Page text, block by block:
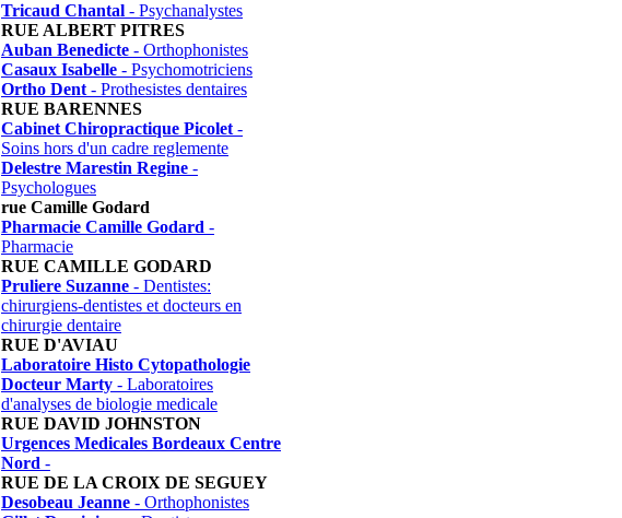
Tricaud Chantal - Psychanalystes
RUE ALBERT PITRES
Auban Benedicte - Orthophonistes
Casaux Isabelle - Psychomotriciens
Ortho Dent - Prothesistes dentaires
RUE BARENNES
Cabinet Chiropractique Picolet -
Soins hors d'un cadre reglemente
Delestre Marestin Regine -
Psychologues
rue Camille Godard
Pharmacie Camille Godard -
Pharmacie
RUE CAMILLE GODARD
Pruliere Suzanne - Dentistes:
chirurgiens-dentistes et docteurs en
chirurgie dentaire
RUE D'AVIAU
Laboratoire Histo Cytopathologie
Docteur Marty - Laboratoires
d'analyses de biologie medicale
RUE DAVID JOHNSTON
Urgences Medicales Bordeaux Centre
Nord -
RUE DE LA CROIX DE SEGUEY
Desobeau Jeanne - Orthophonistes